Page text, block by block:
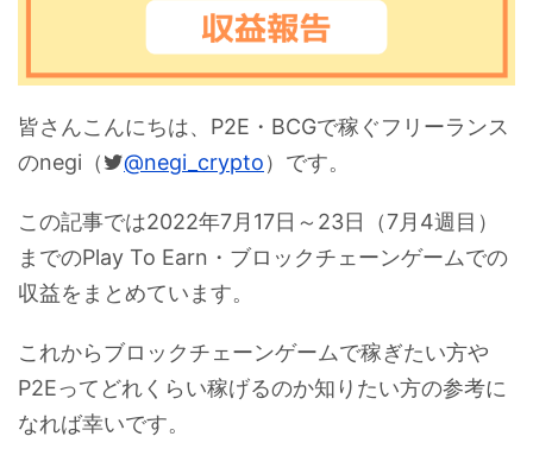
皆さんこんにちは、P2E・BCGで稼ぐフリーランス
のnegi（
@negi_crypto）です。
この記事では2022年7月17日～23日（7月4週目）
までのPlay To Earn・ブロックチェーンゲームでの
収益をまとめています。
これからブロックチェーンゲームで稼ぎたい方や
P2Eってどれくらい稼げるのか知りたい方の参考に
なれば幸いです。